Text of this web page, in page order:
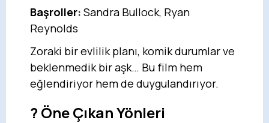
Başroller: Sandra Bullock, Ryan
Reynolds
Zoraki bir evlilik planı, komik durumlar ve
beklenmedik bir aşk… Bu film hem
eğlendiriyor hem de duygulandırıyor.
? Öne Çıkan Yönleri